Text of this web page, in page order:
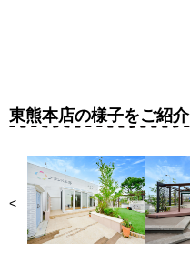
東熊本店の様子をご紹介
<